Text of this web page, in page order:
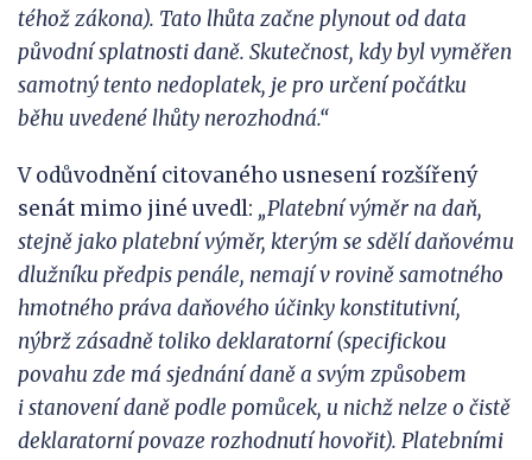
téhož zákona). Tato lhůta začne plynout od data
původní splatnosti daně. Skutečnost, kdy byl vyměřen
samotný tento nedoplatek, je pro určení počátku
běhu uvedené lhůty nerozhodná.“
V odůvodnění citovaného usnesení rozšířený
senát mimo jiné uvedl: „Platební výměr na daň,
stejně jako platební výměr, kterým se sdělí daňovému
dlužníku předpis penále, nemají v rovině samotného
hmotného práva daňového účinky konstitutivní,
nýbrž zásadně toliko deklaratorní (specifickou
povahu zde má sjednání daně a svým způsobem
istanovení daně podle pomůcek, u nichž nelze o čistě
deklaratorní povaze rozhodnutí hovořit). Platebními